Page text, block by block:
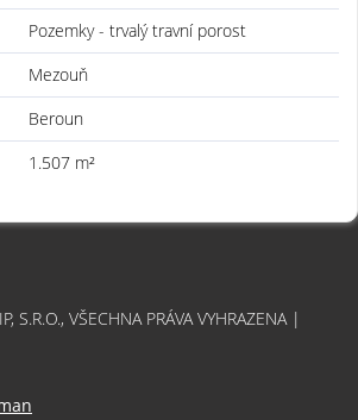
Pozemky - trvalý travní porost
Mezouň
Beroun
1.507 m²
S.R.O., VŠECHNA PRÁVA VYHRAZENA |